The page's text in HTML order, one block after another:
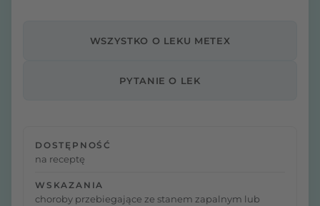
WSZYSTKO O LEKU METEX
PYTANIE O LEK
DOSTĘPNOŚĆ
na receptę
WSKAZANIA
choroby przebiegające ze stanem zapalnym lub